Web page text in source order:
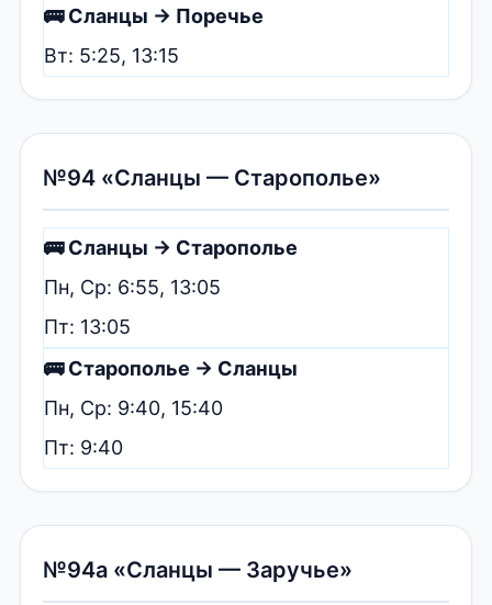
🚌 Сланцы → Поречье
Вт: 5:25, 13:15
№94 «Сланцы — Старополье»
🚌 Сланцы → Старополье
Пн, Ср: 6:55, 13:05
Пт: 13:05
🚌 Старополье → Сланцы
Пн, Ср: 9:40, 15:40
Пт: 9:40
№94а «Сланцы — Заручье»